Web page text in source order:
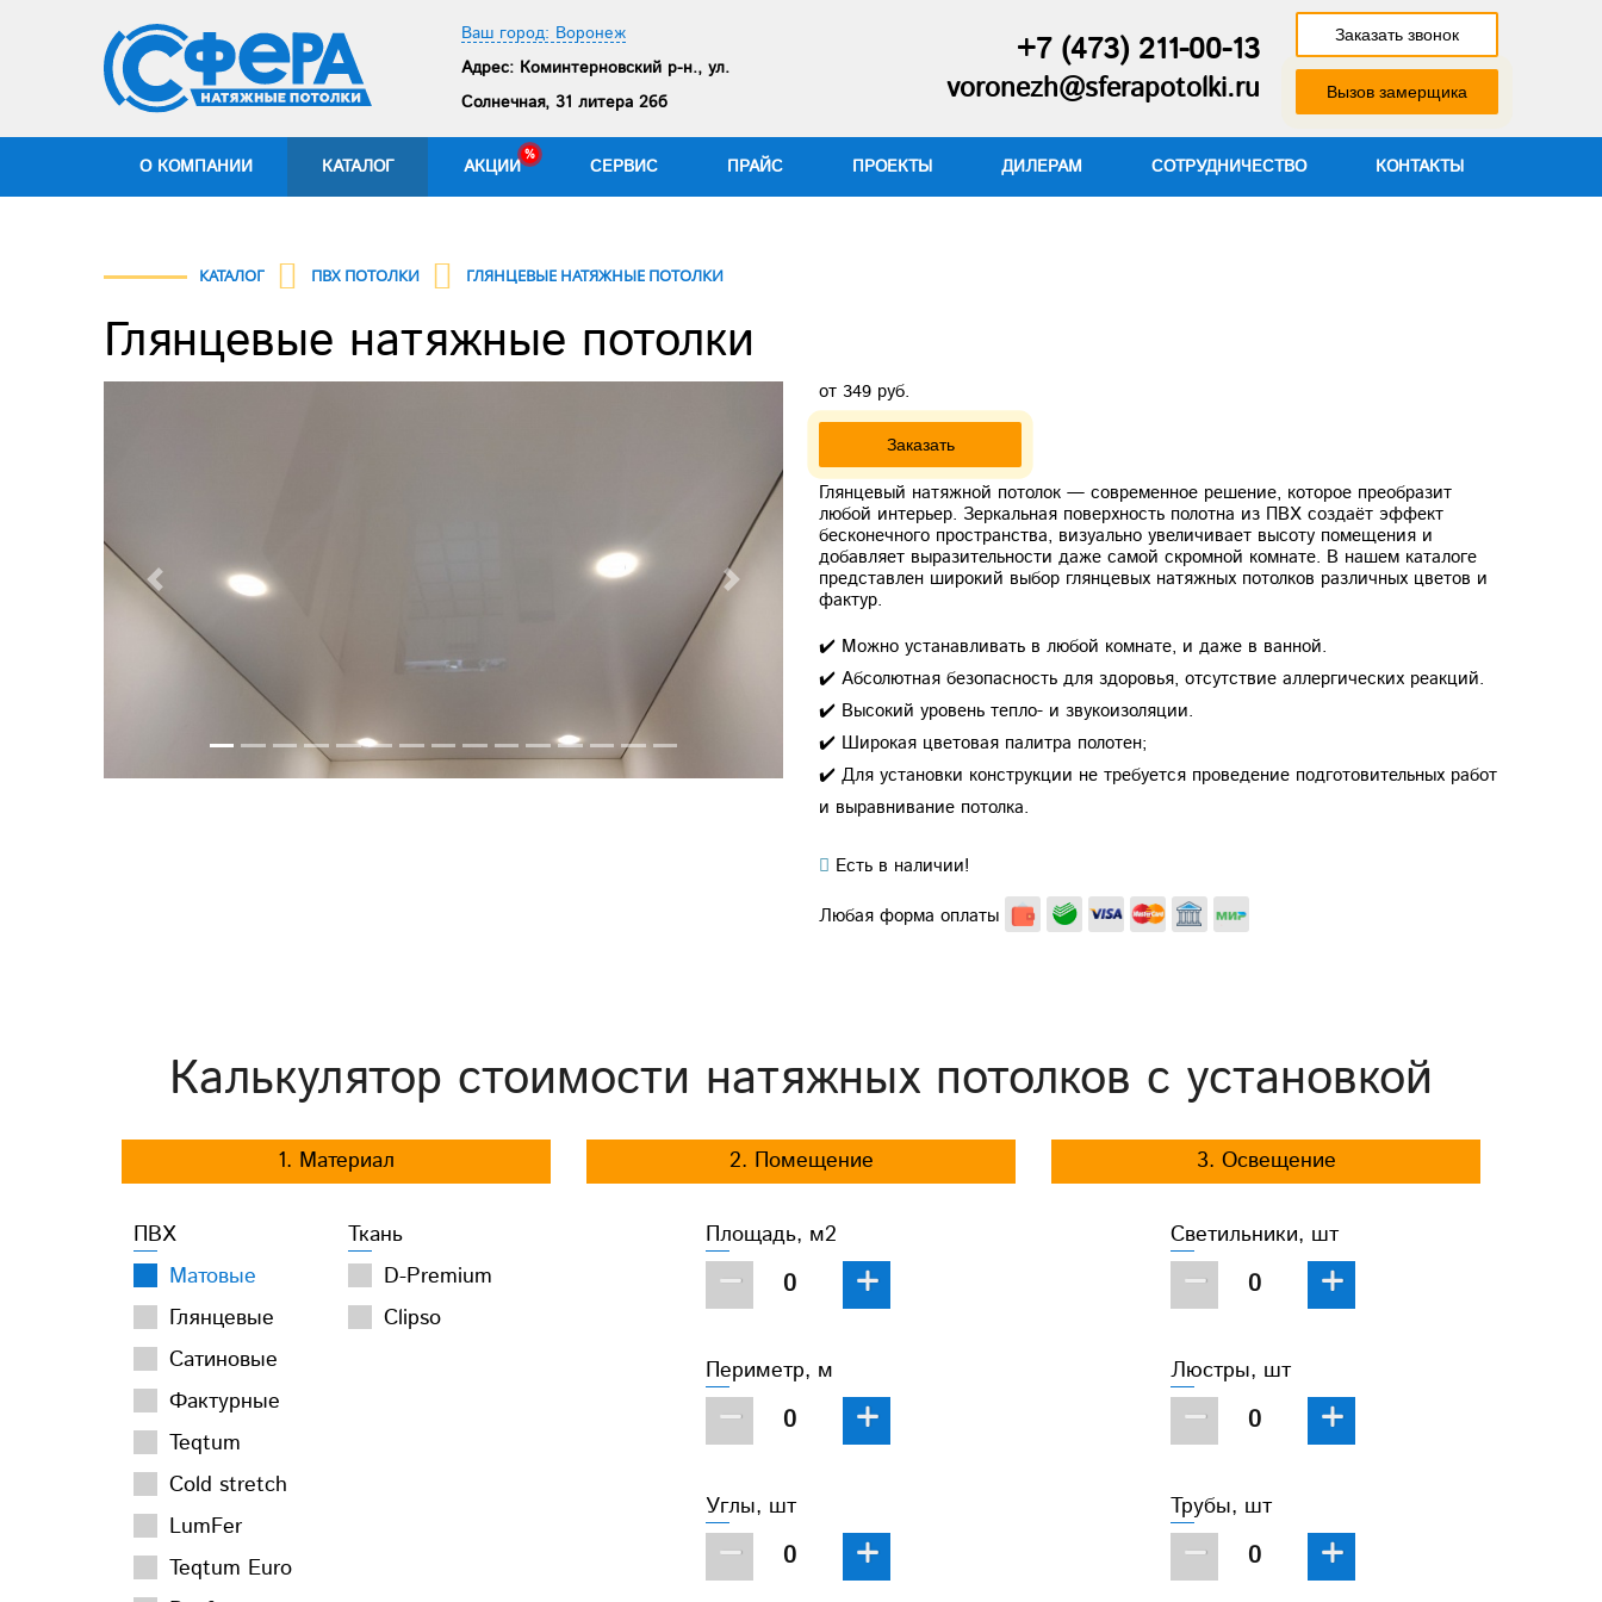
Ваш город: Воронеж
Адрес: Коминтерновский р-н., ул.
Солнечная, 31 литера 26б
+7 (473) 211-00-13
voronezh@sferapotolki.ru
Заказать звонок
Вызов замерщика
О КОМПАНИИ КАТАЛОГ АКЦИИ СЕРВИС ПРАЙС ПРОЕКТЫ ДИЛЕРАМ СОТРУДНИЧЕСТВО КОНТАКТЫ
КАТАЛОГ ПВХ ПОТОЛКИ ГЛЯНЦЕВЫЕ НАТЯЖНЫЕ ПОТОЛКИ
Глянцевые натяжные потолки
Previous Next
от 349 руб.
Заказать
Глянцевый натяжной потолок — современное решение, которое преобразит
любой интерьер. Зеркальная поверхность полотна из ПВХ создаёт эффект
бесконечного пространства, визуально увеличивает высоту помещения и
добавляет выразительности даже самой скромной комнате. В нашем каталоге
представлен широкий выбор глянцевых натяжных потолков различных цветов и
фактур.
✔️ Можно устанавливать в любой комнате, и даже в ванной.
✔️ Абсолютная безопасность для здоровья, отсутствие аллергических реакций.
✔️ Высокий уровень тепло- и звукоизоляции.
✔️ Широкая цветовая палитра полотен;
✔️ Для установки конструкции не требуется проведение подготовительных работ
и выравнивание потолка.
Есть в наличии!
Любая форма оплаты
Калькулятор стоимости натяжных потолков с установкой
1. Материал
ПВХ
Матовые
Глянцевые
Сатиновые
Фактурные
Teqtum
Cold stretch
LumFer
Teqtum Euro
Ткань
D-Premium
Clipso
2. Помещение
Площадь, м2
− +
Периметр, м
− +
Углы, шт
− +
3. Освещение
Светильники, шт
− +
Люстры, шт
− +
Трубы, шт
− +